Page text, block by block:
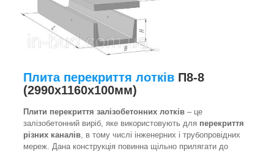
Плита перекриття лотків П8-8
(2990х1160х100мм)
Плити перекриття залізобетонних лотків – це
залізобетонний виріб, яке використовують для перекриття
різних каналів , в тому числі інженерних і трубопровідних
мереж. Дана конструкція повинна щільно прилягати до